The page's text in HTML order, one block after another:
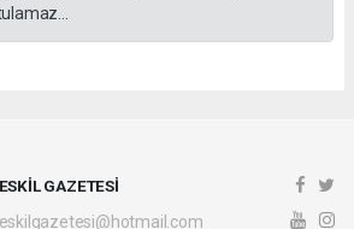
ESKİL GAZETESİ
eskilgazetesi@hotmail.com